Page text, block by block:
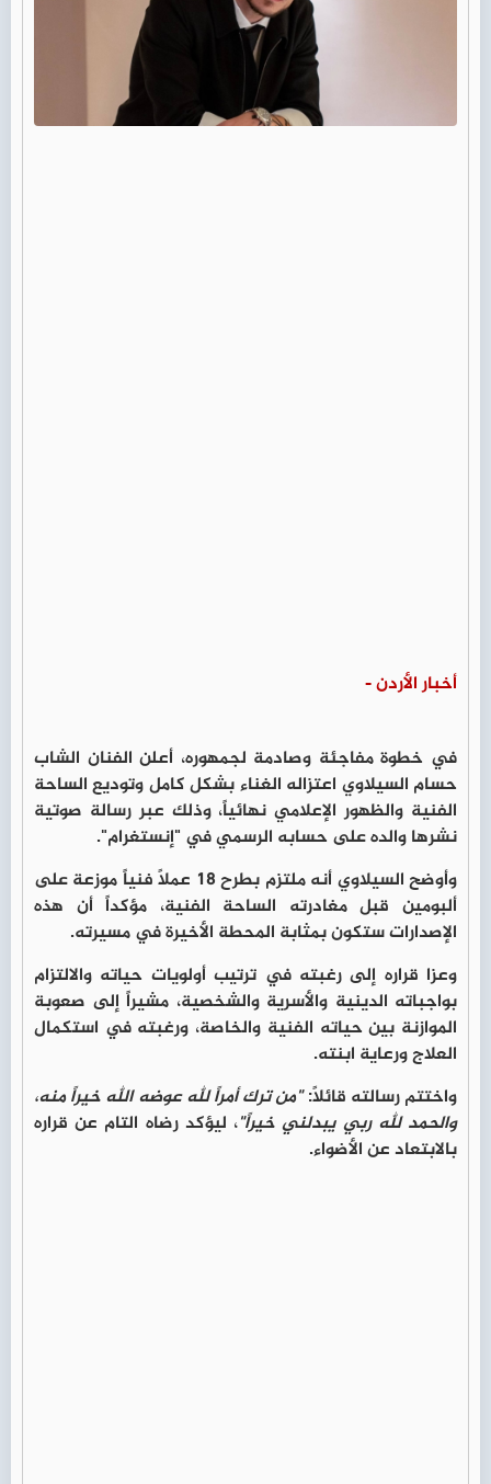
أخبار الأردن -
في خطوة مفاجئة وصادمة لجمهوره، أعلن الفنان الشاب
حسام السيلاوي اعتزاله الغناء بشكل كامل وتوديع الساحة
الفنية والظهور الإعلامي نهائياً، وذلك عبر رسالة صوتية
نشرها والده على حسابه الرسمي في "إنستغرام".
وأوضح السيلاوي أنه ملتزم بطرح 18 عملاً فنياً موزعة على
ألبومين قبل مغادرته الساحة الفنية، مؤكداً أن هذه
الإصدارات ستكون بمثابة المحطة الأخيرة في مسيرته.
وعزا قراره إلى رغبته في ترتيب أولويات حياته والالتزام
بواجباته الدينية والأسرية والشخصية، مشيراً إلى صعوبة
الموازنة بين حياته الفنية والخاصة، ورغبته في استكمال
العلاج ورعاية ابنته.
واختتم رسالته قائلاً:"من ترك أمراً لله عوضه الله خيراً منه،
والحمد لله ربي يبدلني خيراً"، ليؤكد رضاه التام عن قراره
بالابتعاد عن الأضواء.